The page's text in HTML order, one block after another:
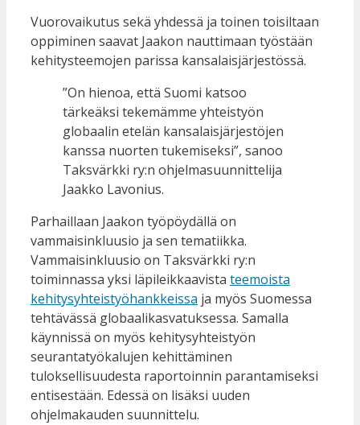
Vuorovaikutus sekä yhdessä ja toinen toisiltaan
oppiminen saavat Jaakon nauttimaan työstään
kehitysteemojen parissa kansalaisjärjestössä.
”On hienoa, että Suomi katsoo
tärkeäksi tekemämme yhteistyön
globaalin etelän kansalaisjärjestöjen
kanssa nuorten tukemiseksi”, sanoo
Taksvärkki ry:n ohjelmasuunnittelija
Jaakko Lavonius.
Parhaillaan Jaakon työpöydällä on
vammaisinkluusio ja sen tematiikka.
Vammaisinkluusio on Taksvärkki ry:n
toiminnassa yksi läpileikkaavista teemoista
kehitysyhteistyöhankkeissa ja myös Suomessa
tehtävässä globaalikasvatuksessa. Samalla
käynnissä on myös kehitysyhteistyön
seurantatyökalujen kehittäminen
tuloksellisuudesta raportoinnin parantamiseksi
entisestään. Edessä on lisäksi uuden
ohjelmakauden suunnittelu.